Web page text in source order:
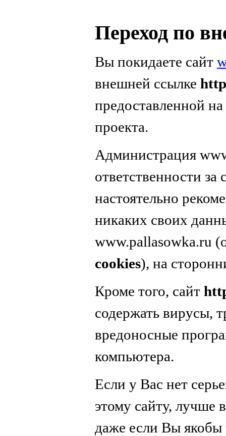
Переход по
Вы покидаете сайт
внешней ссылке
предоставленной
проекта.
Администрация
ответственности
настоятельно
никаких своих
www.pallasowka.ru
cookies), на
Кроме того, сайт
содержать вирусы,
вредоносные
компьютера.
Если у Вас нет
этому сайту, лучше
даже если Вы якобы